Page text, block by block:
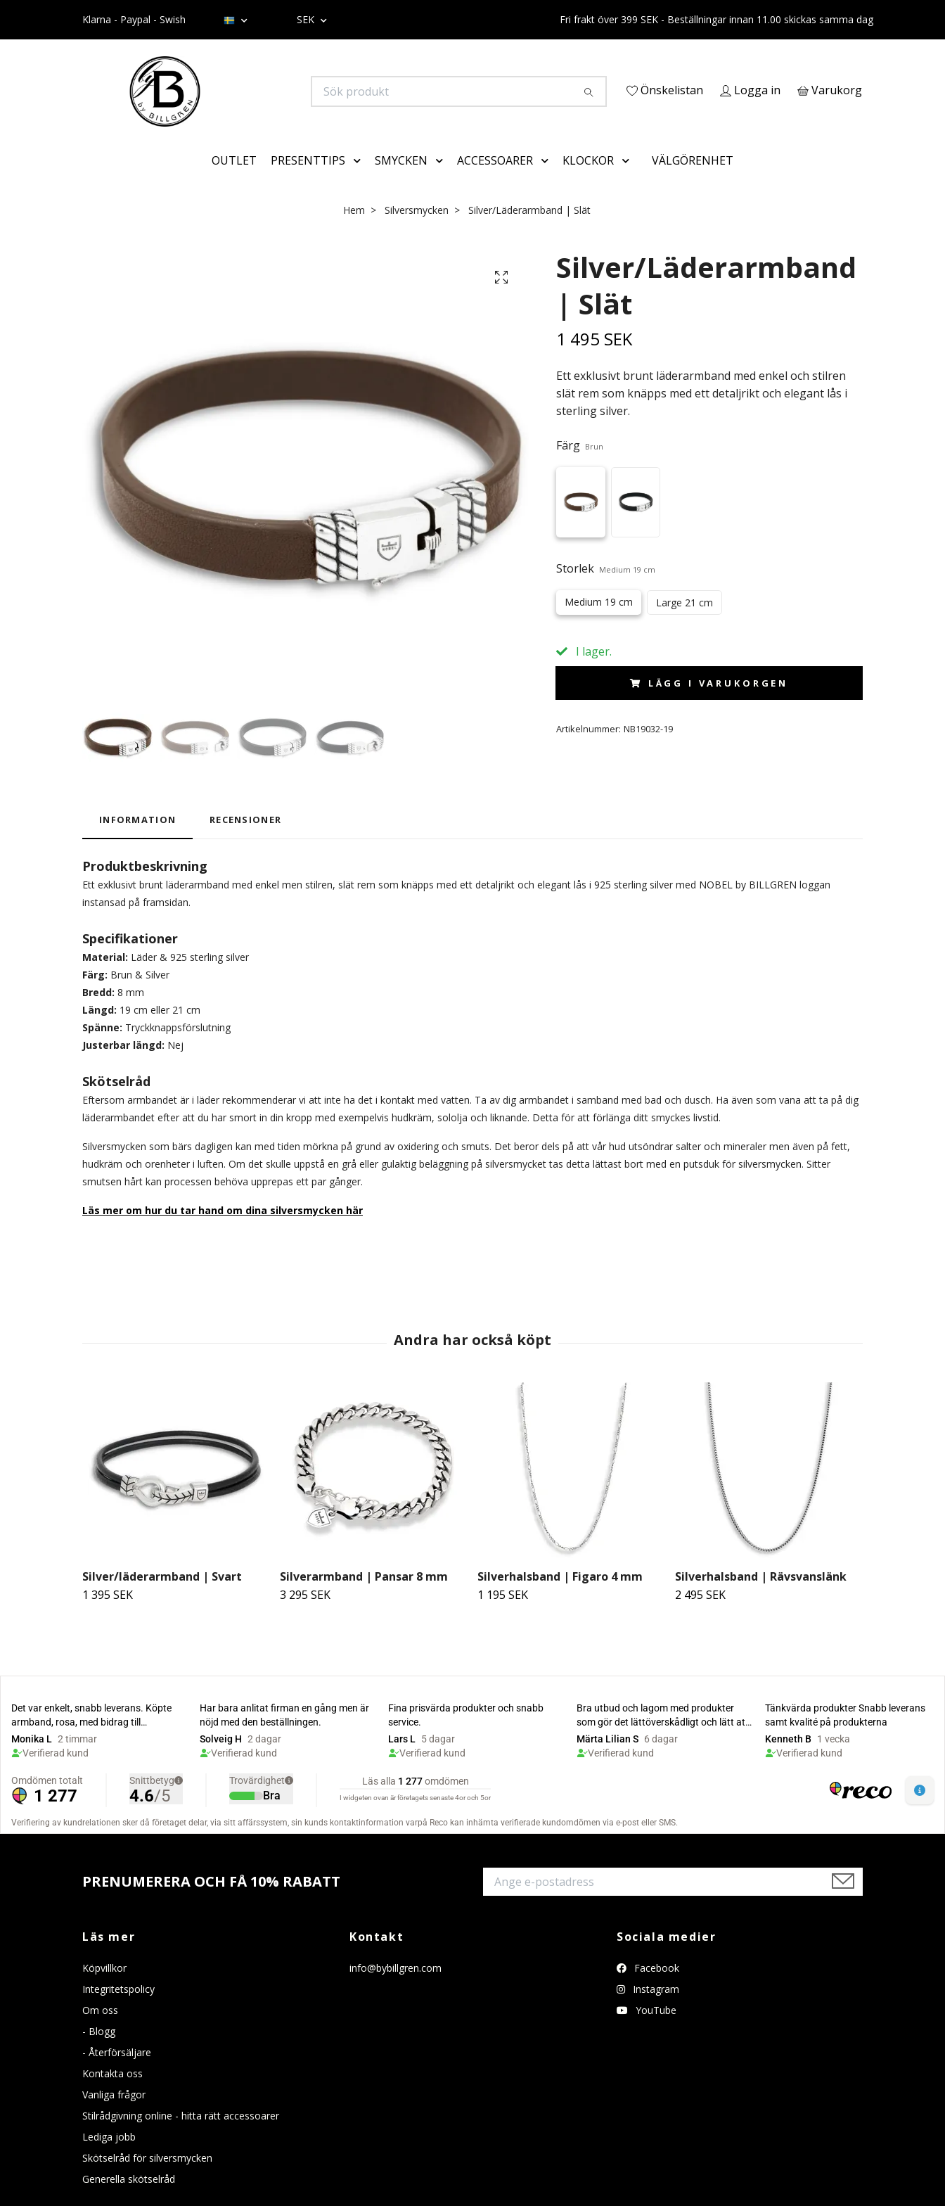
Klarna - Paypal - Swish SEK Fri frakt över 399 SEK - Beställningar innan 11.00 skickas samma dag
Önskelistan Logga in Varukorg
OUTLET PRESENTTIPS SMYCKEN ACCESSOARER KLOCKOR VÄLGÖRENHET
Hem Silversmycken Silver/Läderarmband | Slät
Silver/Läderarmband
| Slät
1 495 SEK
Ett exklusivt brunt läderarmband med enkel och stilren
slät rem som knäpps med ett detaljrikt och elegant lås i
sterling silver.
Färg Brun
Storlek Medium 19 cm
Medium 19 cm Large 21 cm
I lager.
LÄGG I VARUKORGEN
Artikelnummer: NB19032-19
INFORMATION RECENSIONER
Produktbeskrivning
Ett exklusivt brunt läderarmband med enkel men stilren, slät rem som knäpps med ett detaljrikt och elegant lås i 925 sterling silver med NOBEL by BILLGREN loggan
instansad på framsidan.
Specifikationer
Material: Läder & 925 sterling silver
Färg: Brun & Silver
Bredd: 8 mm
Längd: 19 cm eller 21 cm
Spänne: Tryckknappsförslutning
Justerbar längd: Nej
Skötselråd
Eftersom armbandet är i läder rekommenderar vi att inte ha det i kontakt med vatten. Ta av dig armbandet i samband med bad och dusch. Ha även som vana att ta på dig
läderarmbandet efter att du har smort in din kropp med exempelvis hudkräm, sololja och liknande. Detta för att förlänga ditt smyckes livstid.
Silversmycken som bärs dagligen kan med tiden mörkna på grund av oxidering och smuts. Det beror dels på att vår hud utsöndrar salter och mineraler men även på fett,
hudkräm och orenheter i luften. Om det skulle uppstå en grå eller gulaktig beläggning på silversmycket tas detta lättast bort med en putsduk för silversmycken. Sitter
smutsen hårt kan processen behöva upprepas ett par gånger.
Läs mer om hur du tar hand om dina silversmycken här
Silver/läderarmband | Svart
1 395 SEK
Silverarmband | Pansar 8 mm
3 295 SEK
Silverhalsband | Figaro 4 mm
1 195 SEK
Silverhalsband | Rävsvanslänk
2 495 SEK
PRENUMERERA OCH FÅ 10% RABATT
Läs mer
Köpvillkor
Integritetspolicy
Om oss
- Blogg
- Återförsäljare
Kontakta oss
Vanliga frågor
Stilrådgivning online - hitta rätt accessoarer
Lediga jobb
Skötselråd för silversmycken
Generella skötselråd
Kontakt
info@bybillgren.com
Sociala medier
Facebook
Instagram
YouTube